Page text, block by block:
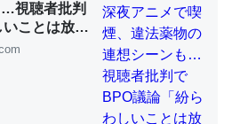
ウムも酸素も不足してて両方に不
視聴者批判
ことは放送
ドアニュー